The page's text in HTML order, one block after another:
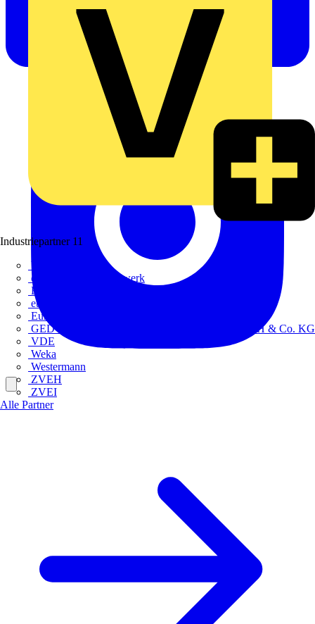
Industriepartner 11
bfe
de - das Elektrohandwerk
ETIM Deutschland eV
etz
Europacable
GED Gesellschaft für Energiedienstleistung - GmbH & Co. KG
VDE
Weka
Westermann
ZVEH
ZVEI
Alle Partner